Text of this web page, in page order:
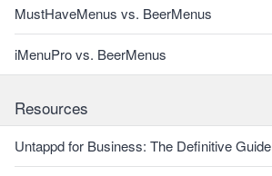
MustHaveMenus vs. BeerMenus
iMenuPro vs. BeerMenus
Resources
Untappd for Business: The Definitive Guide